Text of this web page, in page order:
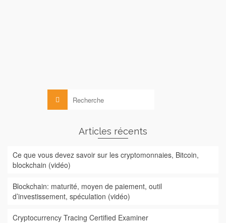
Articles récents
Ce que vous devez savoir sur les cryptomonnaies, Bitcoin,
blockchain (vidéo)
Blockchain: maturité, moyen de paiement, outil
d’investissement, spéculation (vidéo)
Cryptocurrency Tracing Certified Examiner